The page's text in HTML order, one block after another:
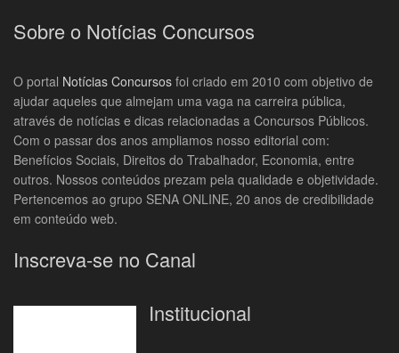
Sobre o Notícias Concursos
O portal Notícias Concursos foi criado em 2010 com objetivo de
ajudar aqueles que almejam uma vaga na carreira pública,
através de notícias e dicas relacionadas a Concursos Públicos.
Com o passar dos anos ampliamos nosso editorial com:
Benefícios Sociais, Direitos do Trabalhador, Economia, entre
outros. Nossos conteúdos prezam pela qualidade e objetividade.
Pertencemos ao grupo SENA ONLINE, 20 anos de credibilidade
em conteúdo web.
Inscreva-se no Canal
Institucional